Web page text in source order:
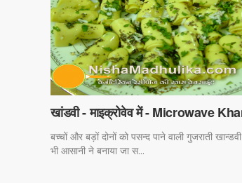
खांडवी - माइक्रोवेव में - Microwave
बच्चों और बड़ों दोनों को पसन्द पाने वाली गुजराती
भी आसानी ने बनाया जा स...